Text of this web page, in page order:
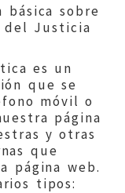
básica sobre
del Justicia
es un
que se
móvil o
página
y otras
que
página web.
tipos: